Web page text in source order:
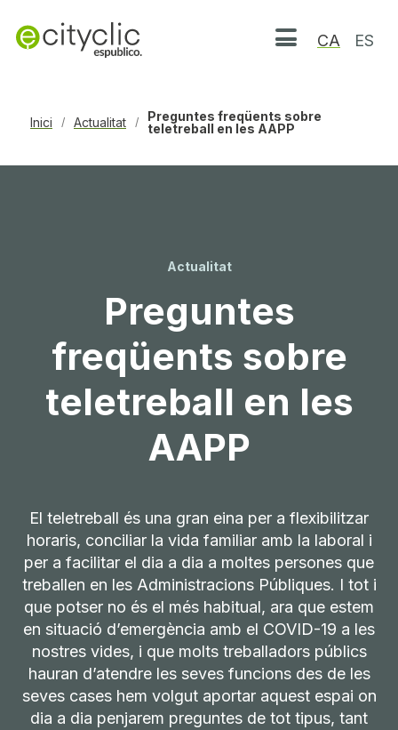
Obrir menú
CA ES
Inici / Actualitat /
Preguntes freqüents sobre
teletreball en les AAPP
Actualitat
Preguntes
freqüents sobre
teletreball en les
AAPP
El teletreball és una gran eina per a flexibilitzar
horaris, conciliar la vida familiar amb la laboral i
per a facilitar el dia a dia a moltes persones que
treballen en les Administracions Públiques. I tot i
que potser no és el més habitual, ara que estem
en situació d’emergència amb el COVID-19 a les
nostres vides, i que molts treballadors públics
hauran d’atendre les seves funcions des de les
seves cases hem volgut aportar aquest espai on
dia a dia penjarem preguntes de tot tipus, tant